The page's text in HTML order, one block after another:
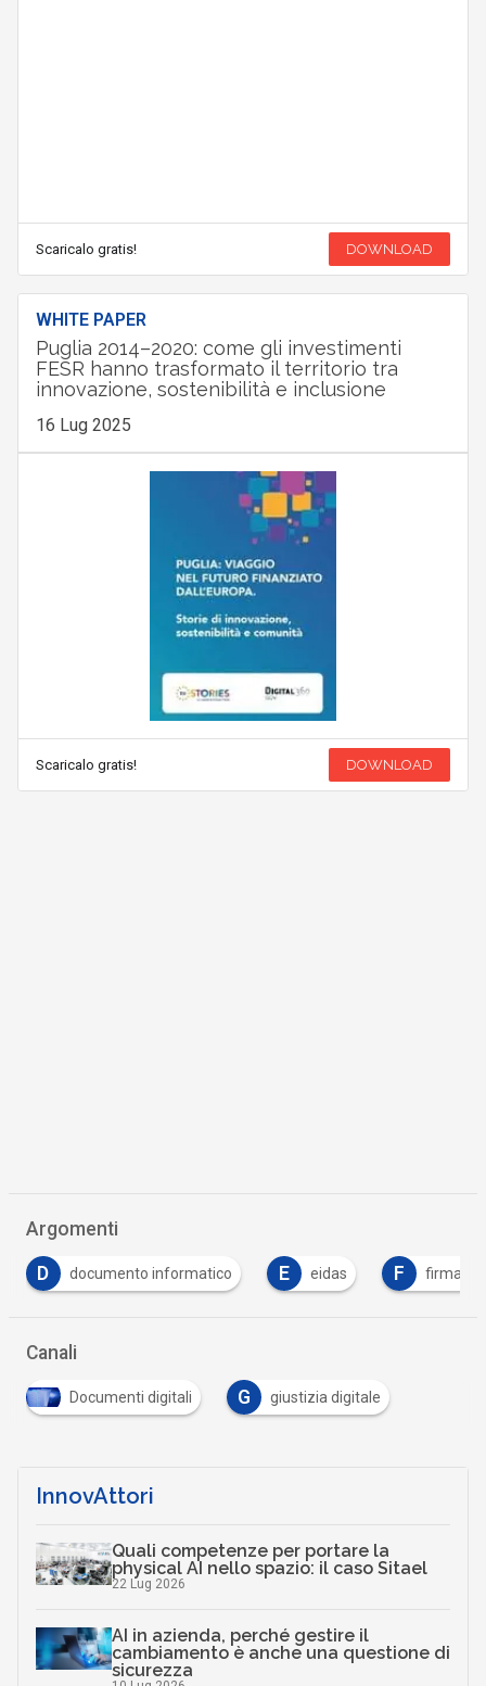
Scaricalo gratis! DOWNLOAD
WHITE PAPER
Puglia 2014–2020: come gli investimenti
FESR hanno trasformato il territorio tra
innovazione, sostenibilità e inclusione
16 Lug 2025
Scaricalo gratis! DOWNLOAD
Argomenti
E eidas F firma digitale F formazione
Canali
Documenti digitali G giustizia digitale
InnovAttori
Quali competenze per portare la
physical AI nello spazio: il caso Sitael
22 Lug 2026
AI in azienda, perché gestire il
cambiamento è anche una questione di
sicurezza